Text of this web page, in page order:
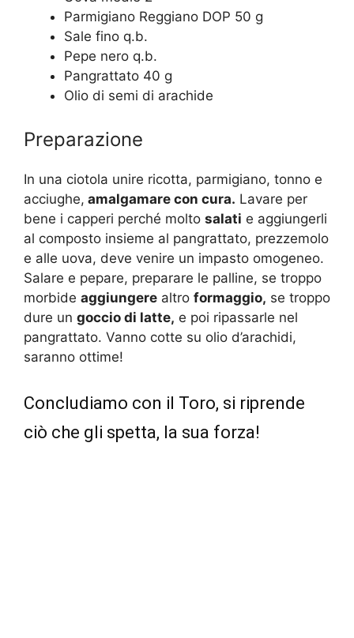
Parmigiano Reggiano DOP 50 g
Sale fino q.b.
Pepe nero q.b.
Pangrattato 40 g
Olio di semi di arachide
Preparazione
In una ciotola unire ricotta, parmigiano, tonno e
acciughe, amalgamare con cura. Lavare per
bene i capperi perché molto salati e aggiungerli
al composto insieme al pangrattato, prezzemolo
e alle uova, deve venire un impasto omogeneo.
Salare e pepare, preparare le palline, se troppo
morbide aggiungere altro formaggio, se troppo
dure un goccio di latte, e poi ripassarle nel
pangrattato. Vanno cotte su olio d’arachidi,
saranno ottime!
Concludiamo con il Toro, si riprende
ciò che gli spetta, la sua forza!